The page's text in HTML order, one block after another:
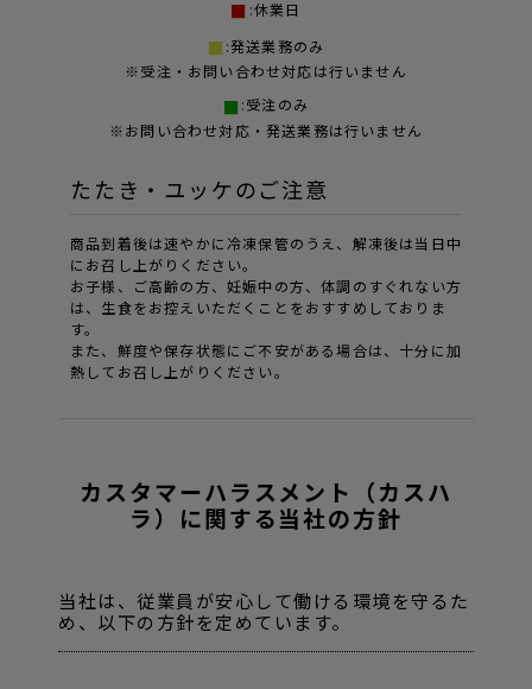
:休業日
:発送業務のみ
※受注・お問い合わせ対応は行いません
:受注のみ
※お問い合わせ対応・発送業務は行いません
たたき・ユッケのご注意
商品到着後は速やかに冷凍保管のうえ、解凍後は当日中
にお召し上がりください。
お子様、ご高齢の方、妊娠中の方、体調のすぐれない方
は、生食をお控えいただくことをおすすめしておりま
す。
また、鮮度や保存状態にご不安がある場合は、十分に加
熱してお召し上がりください。
カスタマーハラスメント（カスハ
ラ）に関する当社の方針
当社は、従業員が安心して働ける環境を守るた
め、以下の方針を定めています。